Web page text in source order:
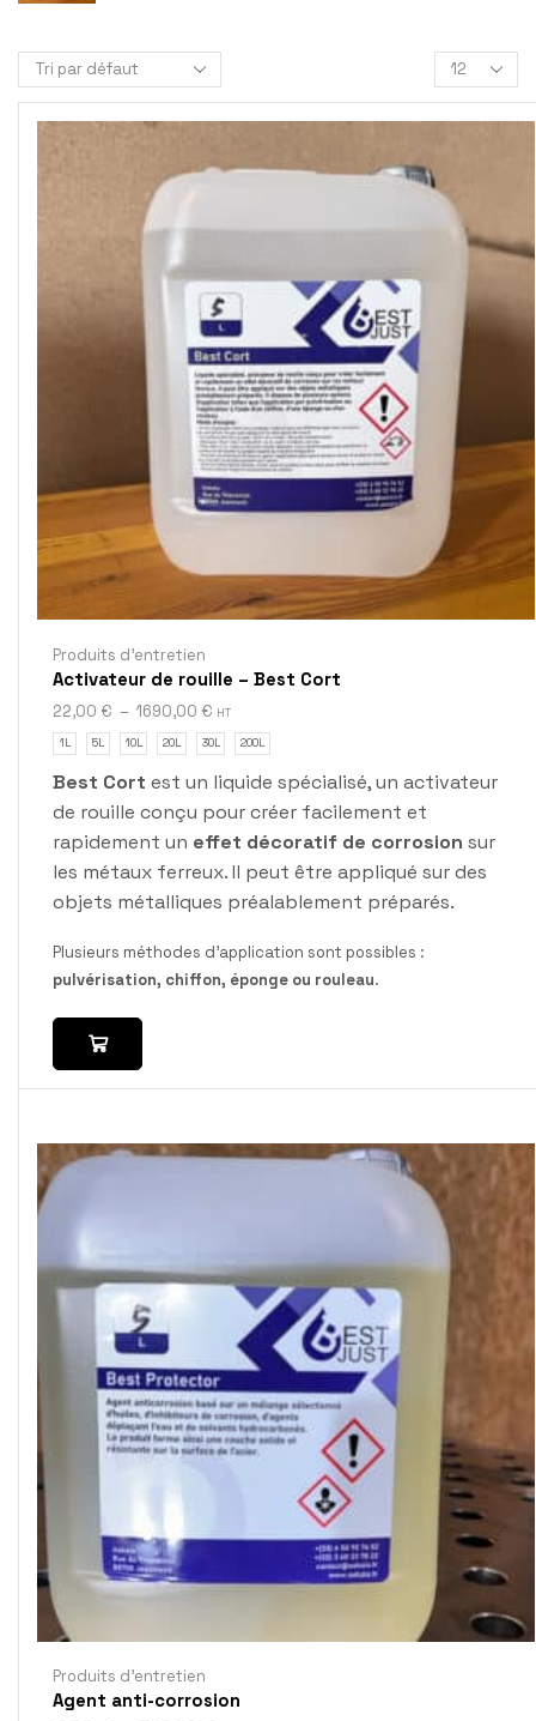
Produits d'entretien
Activateur de rouille – Best Cort
22,00 € – 1690,00 € HT
1L 5L 10L 20L 30L 200L
Best Cort est un liquide spécialisé, un activateur
de rouille conçu pour créer facilement et
rapidement un effet décoratif de corrosion sur
les métaux ferreux. Il peut être appliqué sur des
objets métalliques préalablement préparés.
Plusieurs méthodes d’application sont possibles :
pulvérisation, chiffon, éponge ou rouleau.
Produits d'entretien
Agent anti-corrosion